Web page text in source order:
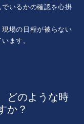
いるかの確認を心掛
場の日程が被らない
ます。
どのような時
か？